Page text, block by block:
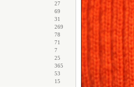
27
69
31
269
78
71
7
25
365
53
15